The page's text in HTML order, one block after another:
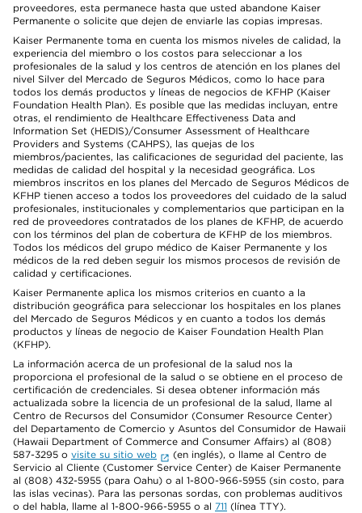
proveedores, esta permanece hasta que usted abandone Kaiser
Permanente o solicite que dejen de enviarle las copias impresas.
Kaiser Permanente toma en cuenta los mismos niveles de calidad, la
experiencia del miembro o los costos para seleccionar a los
profesionales de la salud y los centros de atención en los planes del
nivel Silver del Mercado de Seguros Médicos, como lo hace para
todos los demás productos y líneas de negocios de KFHP (Kaiser
Foundation Health Plan). Es posible que las medidas incluyan, entre
otras, el rendimiento de Healthcare Effectiveness Data and
Information Set (HEDIS)/Consumer Assessment of Healthcare
Providers and Systems (CAHPS), las quejas de los
miembros/pacientes, las calificaciones de seguridad del paciente, las
medidas de calidad del hospital y la necesidad geográfica. Los
miembros inscritos en los planes del Mercado de Seguros Médicos de
KFHP tienen acceso a todos los proveedores del cuidado de la salud
profesionales, institucionales y complementarios que participan en la
red de proveedores contratados de los planes de KFHP, de acuerdo
con los términos del plan de cobertura de KFHP de los miembros.
Todos los médicos del grupo médico de Kaiser Permanente y los
médicos de la red deben seguir los mismos procesos de revisión de
calidad y certificaciones.
Kaiser Permanente aplica los mismos criterios en cuanto a la
distribución geográfica para seleccionar los hospitales en los planes
del Mercado de Seguros Médicos y en cuanto a todos los demás
productos y líneas de negocio de Kaiser Foundation Health Plan
(KFHP).
La información acerca de un profesional de la salud nos la
proporciona el profesional de la salud o se obtiene en el proceso de
certificación de credenciales. Si desea obtener información más
actualizada sobre la licencia de un profesional de la salud, llame al
Centro de Recursos del Consumidor (Consumer Resource Center)
del Departamento de Comercio y Asuntos del Consumidor de Hawaii
(Hawaii Department of Commerce and Consumer Affairs) al (808)
587-3295 o visite su sitio web
(en inglés), o llame al Centro de
Servicio al Cliente (Customer Service Center) de Kaiser Permanente
al (808) 432-5955 (para Oahu) o al 1-800-966-5955 (sin costo, para
las islas vecinas). Para las personas sordas, con problemas auditivos
o del habla, llame al 1-800-966-5955 o al 711 (línea TTY).